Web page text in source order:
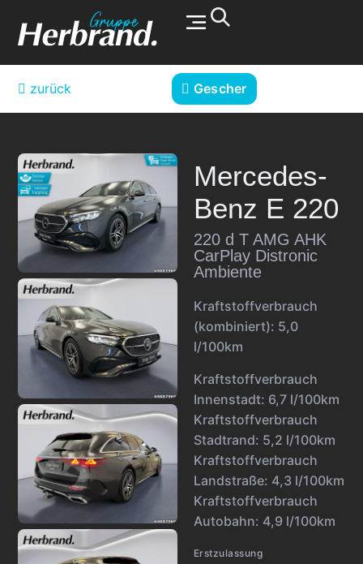
zurück Gescher
Mercedes-
Benz E 220
220 d T AMG AHK
CarPlay Distronic
Ambiente
Kraftstoffverbrauch
(kombiniert): 5,0
l/100km
Kraftstoffverbrauch
Innenstadt: 6,7 l/100km
Kraftstoffverbrauch
Stadtrand: 5,2 l/100km
Kraftstoffverbrauch
Landstraße: 4,3 l/100km
Kraftstoffverbrauch
Autobahn: 4,9 l/100km
Erstzulassung